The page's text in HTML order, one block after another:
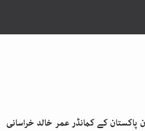
پاکستان کے کمانڈر عمر خالد خراسانی